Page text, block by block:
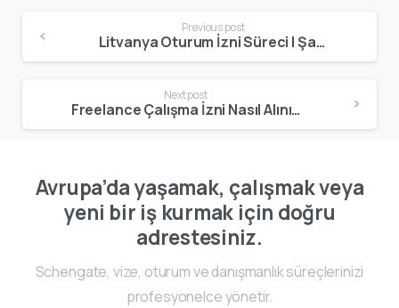
Previous post
Litvanya Oturum İzni Süreci | Şartlar, Gerekli Belgeler ve Başvuru Rehberi
Next post
Freelance Çalışma İzni Nasıl Alınır? | Şartlar, Belgeler ve Başvuru Rehberi
Avrupa’da yaşamak, çalışmak veya
yeni bir iş kurmak için doğru
adrestesiniz.
Schengate, vize, oturum ve danışmanlık süreçlerinizi
profesyonelce yönetir.